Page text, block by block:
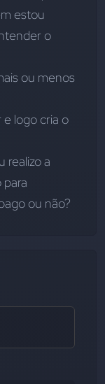
estou
o
ou menos
e logo cria o
realizo a
ou não?